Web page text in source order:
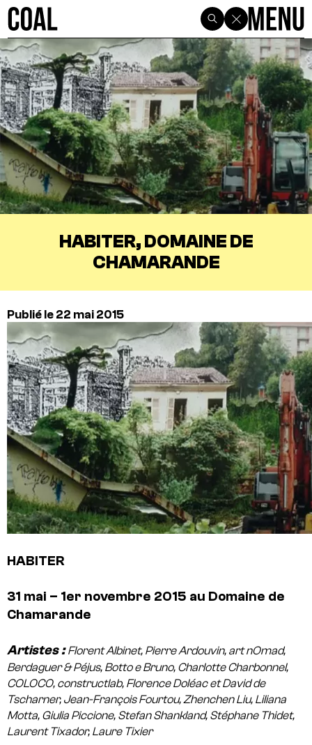
HABITER, DOMAINE DE
CHAMARANDE
Publié le 22 mai 2015
HABITER
31 mai – 1er novembre 2015 au Domaine de
Chamarande
Artistes :Florent Albinet, Pierre Ardouvin, art nOmad,
Berdaguer & Péjus, Botto e Bruno, Charlotte Charbonnel,
COLOCO, constructlab, Florence Doléac et David de
Tscharner, Jean-François Fourtou,Zhenchen Liu, Liliana
Motta, Giulia Piccione, Stefan Shankland, Stéphane Thidet,
Laurent Tixador, Laure Tixier